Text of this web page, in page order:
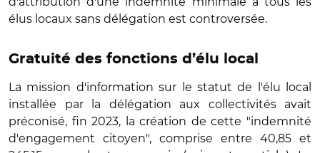
élus locaux sans délégation est controversée.
Gratuité des fonctions d’élu local
La mission d'information sur le statut de l'élu local
installée par la délégation aux collectivités avait
préconisé, fin 2023, la création de cette "indemnité
d'engagement citoyen", comprise entre 40,85 et